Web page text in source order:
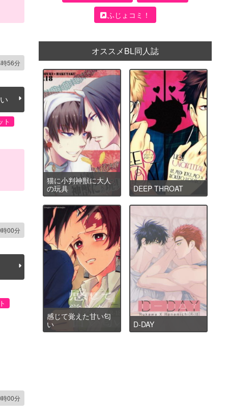
56分
ト
00分
00分
ふじょコミ！
オススメBL同人誌
猫に小判神獣に大人
の玩具
DEEP THROAT
感じて覚えた甘い匂
い
D-DAY